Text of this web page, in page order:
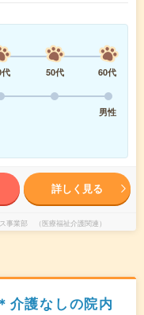
50代
60代
男性
詳しく見る
事業部 （医療福祉介護関連）
介護なしの院内